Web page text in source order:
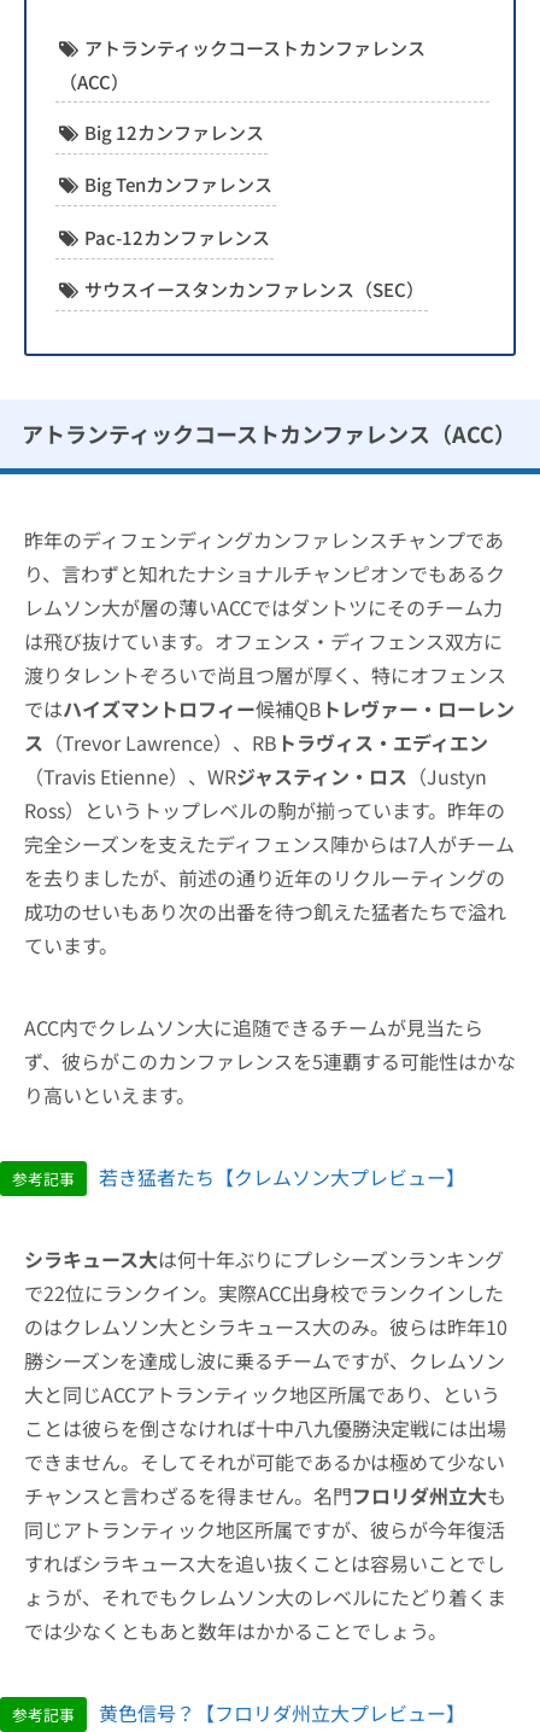
アトランティックコーストカンファレンス
（ACC）
Big 12カンファレンス
Big Tenカンファレンス
Pac-12カンファレンス
サウスイースタンカンファレンス（SEC）
アトランティックコーストカンファレンス（ACC）
昨年のディフェンディングカンファレンスチャンプであ
り、言わずと知れたナショナルチャンピオンでもあるク
レムソン大が層の薄いACCではダントツにそのチーム力
は飛び抜けています。オフェンス・ディフェンス双方に
渡りタレントぞろいで尚且つ層が厚く、特にオフェンス
ではハイズマントロフィー候補QB トレヴァー・ローレン
ス （Trevor Lawrence）、RB トラヴィス・エディエン
（Travis Etienne）、WRジャスティン・ロス （Justyn
Ross）というトップレベルの駒が揃っています。昨年の
完全シーズンを支えたディフェンス陣からは7人がチーム
を去りましたが、前述の通り近年のリクルーティングの
成功のせいもあり次の出番を待つ飢えた猛者たちで溢れ
ています。
ACC内でクレムソン大に追随できるチームが見当たら
ず、彼らがこのカンファレンスを5連覇する可能性はかな
り高いといえます。
参考記事 若き猛者たち【クレムソン大プレビュー】
シラキュース大は何十年ぶりにプレシーズンランキング
で22位にランクイン。実際ACC出身校でランクインした
のはクレムソン大とシラキュース大のみ。彼らは昨年10
勝シーズンを達成し波に乗るチームですが、クレムソン
大と同じACCアトランティック地区所属であり、という
ことは彼らを倒さなければ十中八九優勝決定戦には出場
できません。そしてそれが可能であるかは極めて少ない
チャンスと言わざるを得ません。名門フロリダ州立大も
同じアトランティック地区所属ですが、彼らが今年復活
すればシラキュース大を追い抜くことは容易いことでし
ょうが、それでもクレムソン大のレベルにたどり着くま
では少なくともあと数年はかかることでしょう。
参考記事 黄色信号？【フロリダ州立大プレビュー】